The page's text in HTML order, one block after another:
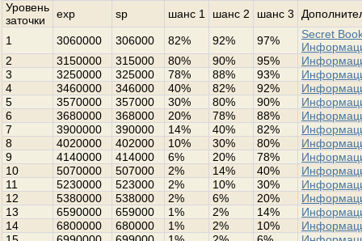
Уровень
заточки
exp sp шанс 1 шанс 2 шанс 3
1 3060000 306000 82% 92% 97%
Secret
2
3150000 315000 80% 90% 95%
3
3250000 325000 78% 88% 93%
4
3460000 346000 40% 82% 92%
5
3570000 357000 30% 80% 90%
6
3680000 368000 20% 78% 88%
7
3900000 390000 14% 40% 82%
8
4020000 402000 10% 30% 80%
9
4140000 414000 6% 20% 78%
10
5070000 507000 2% 14% 40%
11
5230000 523000 2% 10% 30%
12
5380000 538000 2% 6% 20%
13
6590000 659000 1% 2% 14%
14
6800000 680000 1% 2% 10%